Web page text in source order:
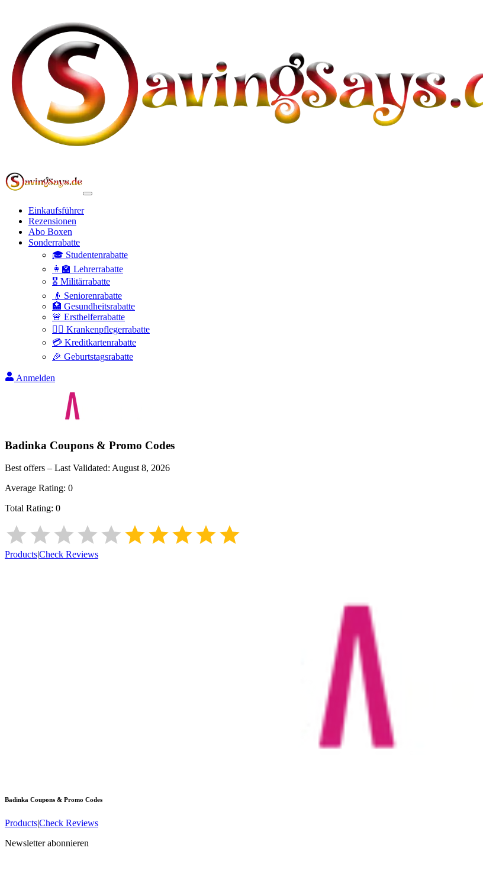
Einkaufsführer
Rezensionen
Abo Boxen
Sonderrabatte
🎓 Studentenrabatte
👩‍🏫 Lehrerrabatte
🎖️ Militärrabatte
👴 Seniorenrabatte
🏥 Gesundheitsrabatte
🚨 Ersthelferrabatte
👩‍⚕️ Krankenpflegerrabatte
💳 Kreditkartenrabatte
🎉 Geburtstagsrabatte
Anmelden
Badinka Coupons & Promo Codes
Best offers – Last Validated: August 8, 2026
Average Rating: 0
Total Rating: 0
Products|Check Reviews
Badinka Coupons & Promo Codes
Products|Check Reviews
Newsletter abonnieren